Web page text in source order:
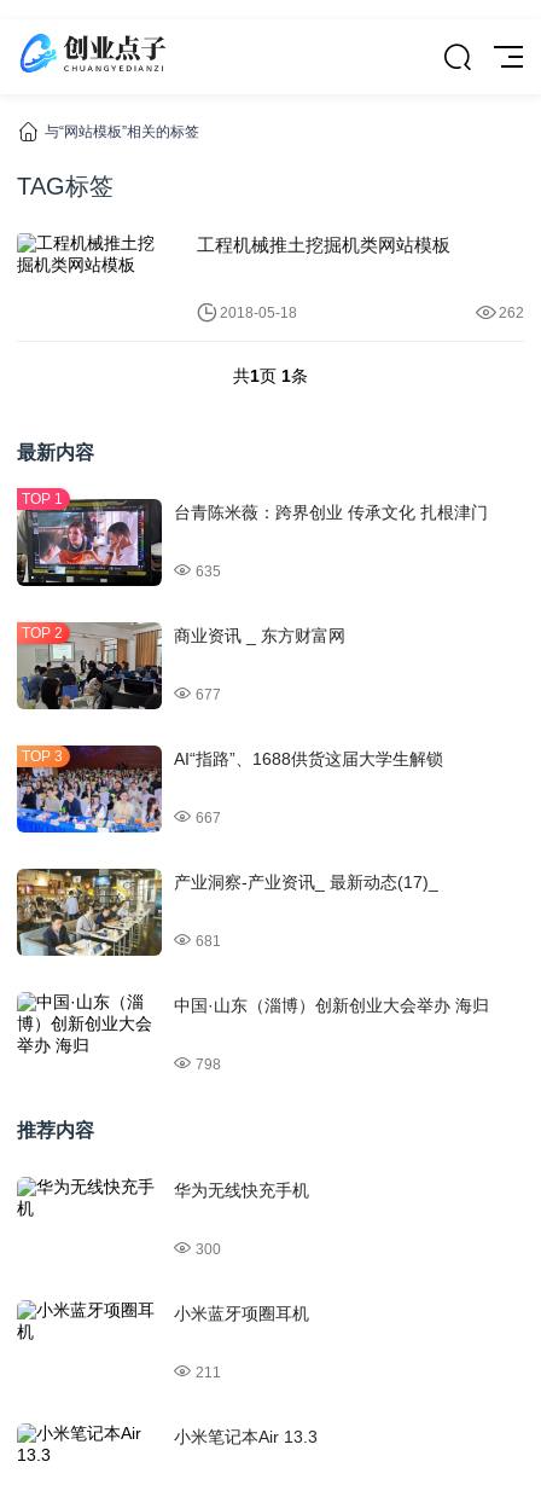
与“网站模板”相关的标签
TAG标签
工程机械推土挖掘机类网站模板
2018-05-18 262
共1页 1条
最新内容
台青陈米薇：跨界创业 传承文化 扎根津门
635
商业资讯 _ 东方财富网
677
AI“指路”、1688供货这届大学生解锁
667
产业洞察-产业资讯_ 最新动态(17)_
681
中国·山东（淄博）创新创业大会举办 海归
798
推荐内容
华为无线快充手机
300
小米蓝牙项圈耳机
211
小米笔记本Air 13.3